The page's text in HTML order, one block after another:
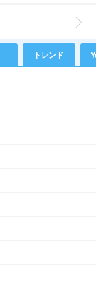
トレンド